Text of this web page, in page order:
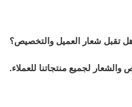
لجميع منتجاتنا للعملاء.